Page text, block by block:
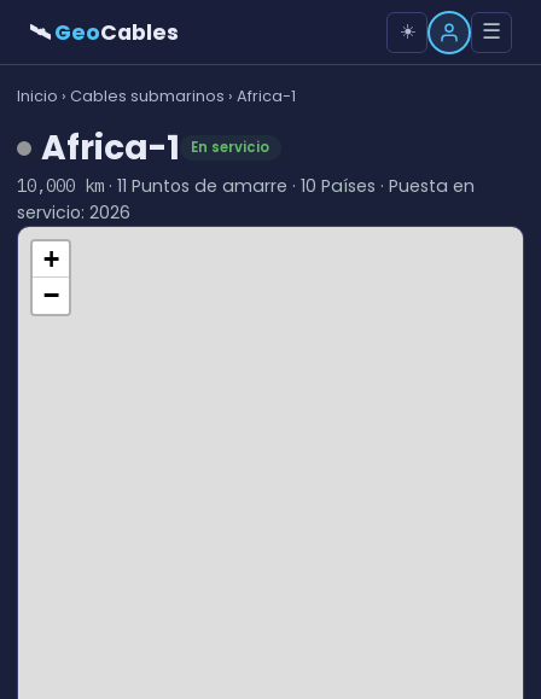
🛰GeoCables ☀️ ☰
Inicio › Cables submarinos › Africa-1
Africa-1 En servicio
10,000 km· 11 Puntos de amarre · 10 Países · Puesta en
servicio: 2026
+
−